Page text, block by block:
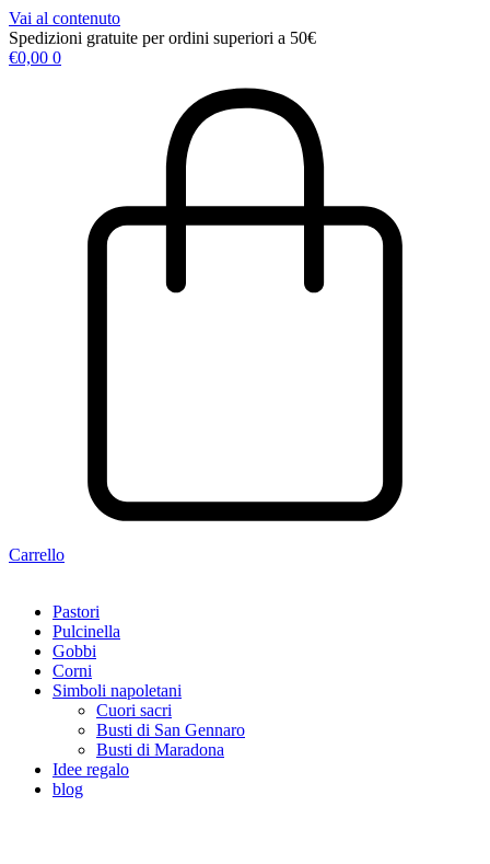
Vai al contenuto
Spedizioni gratuite per ordini superiori a 50€
€0,00 0
Carrello
Pastori
Pulcinella
Gobbi
Corni
Simboli napoletani
Cuori sacri
Busti di San Gennaro
Busti di Maradona
Idee regalo
blog